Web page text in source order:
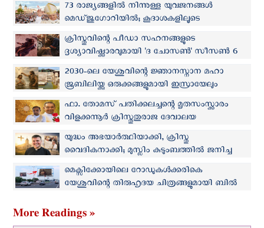
73 രാജ്യങ്ങളിൽ നിന്നുള്ള യുവജനങ്ങള്‍
മെഡ്‌ജുഗോറിയില്‍; കൂദാശകളിലൂടെ
ക്രിസ്തുവിലേക്ക് മടങ്ങുവാന്‍ പാപ്പയുടെ ആഹ്വാനം
ക്രിസ്തുവിന്റെ പീഡാ സഹനങ്ങളുടെ
ദൃശ്യാവിഷ്ക്കാരവുമായി 'ദ ചോസൺ' സീസൺ 6
ടീസര്‍ പുറത്ത്
2030-ലെ യേശുവിന്റെ ജ്ഞാനസ്നാന മഹാ
ജൂബിലിയ്ക്കു ഒരുക്കങ്ങളുമായി ഇസ്രായേലും
ജോര്‍ദാനും
ഫാ. തോമസ് പതിക്കലച്ചന്റെ മൃതസംസ്ക്കാരം
വിളക്കന്നൂർ ക്രിസ്തുതുരാജ ദേവാലയ
സെമിത്തേരിയില്‍
യുദ്ധം അഭയാർത്ഥിയാക്കി, ക്രിസ്തു
വൈദികനാക്കി; മുസ്ലിം കുടുംബത്തില്‍ ജനിച്ച
സെനാദ് ഇന്ന് കത്തോലിക്ക വൈദികന്‍
മെക്സിക്കോയിലെ റോഡുകള്‍ക്കരികെ
യേശുവിന്റെ തിരുഹൃദയ ചിത്രങ്ങളുമായി ബില്‍
More Readings »